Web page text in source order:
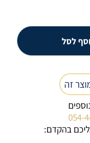
לסל
זה
054-
בהקדם: